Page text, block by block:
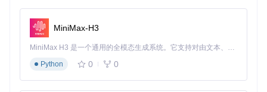
对游戏玩家而言，禁用thermalmonitord意味着在《原神》《P
UBG Mobile》等图形密集型游戏中获得稳定帧率，告别关键
时刻的卡顿掉帧；对摄影爱好者来说，解除限制后可以更长时
务人士而言，视频会议时的性能稳定性得到保障，不会因系统
MiniMax-H3
MiniMax H3 是一个通用的全模态生成系统。它支持对由文本、图像、视频和音频组成的多模态上下文进行统一理解，并能生成分辨率高达 2K、时长可达 15 秒的带原生立体声音频的视频。得益于面向任务泛化的系统设计，H3 在预训练阶段就已具备广泛的多模态上下文理解与生成能力，能够出色地执行复杂的多模态指令。
Python
0 0